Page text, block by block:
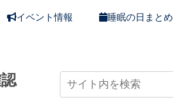
イベント情報 睡眠の日まとめ